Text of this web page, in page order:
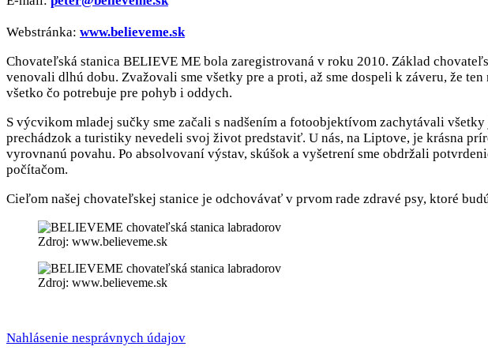
Webstránka: www.believeme.sk
Chovateľská stanica BELIEVE ME bola zaregistrovaná v roku 2010. Základ
venovali dlhú dobu. Zvažovali sme všetky pre a proti, až sme dospeli k záveru, že
všetko čo potrebuje pre pohyb i oddych.
S výcvikom mladej sučky sme začali s nadšením a fotoobjektívom zachytávali
prechádzok a turistiky nevedeli svoj život predstaviť. U nás, na Liptove, je krásna
vyrovnanú povahu. Po absolvovaní výstav, skúšok a vyšetrení sme obdržali
počítačom.
Cieľom našej chovateľskej stanice je odchovávať v prvom rade zdravé psy, ktoré
Zdroj: www.believeme.sk
Zdroj: www.believeme.sk
Nahlásenie nesprávnych údajov